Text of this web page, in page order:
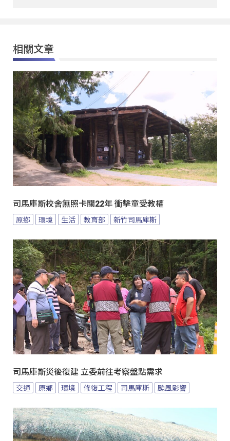
相關文章
司馬庫斯校舍無照卡關22年 衝擊童受教權
原鄉 環境 生活 教育部 新竹司馬庫斯
司馬庫斯災後復建 立委前往考察盤點需求
交通 原鄉 環境 修復工程 司馬庫斯 颱風影響